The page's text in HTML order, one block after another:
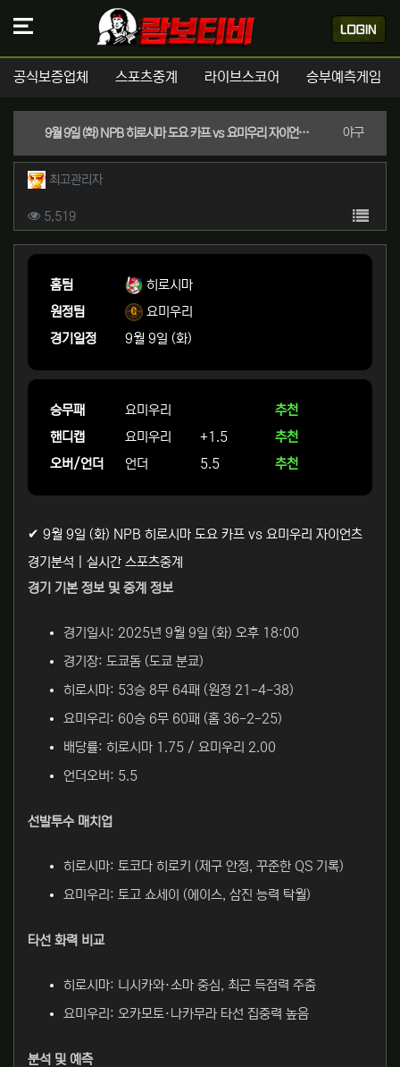
공식보증업체 스포츠중계 라이브스코어 승부예측게임
9월 9일 (화) NPB 히로시마 도요 카프 vs 요미우리 자이언츠 경기분석 | 실시간 스포츠중계 야구분류
작성자 정보
최고관리자작성
컨텐츠 정보
5,519조회 목록
본문
홈팀
히로시마
원정팀
요미우리
경기일정
9월 9일 (화)
승무패 요미우리
추천
핸디캡
요미우리 +1.5
추천
오버/언더
언더 5.5 추천
✔ 9월 9일 (화) NPB 히로시마 도요 카프 vs 요미우리 자이언츠
경기분석 | 실시간 스포츠중계
경기 기본 정보 및 중계 정보
경기일시: 2025년 9월 9일 (화) 오후 18:00
경기장: 도쿄돔 (도쿄 분쿄)
히로시마: 53승 8무 64패 (원정 21-4-38)
요미우리: 60승 6무 60패 (홈 36-2-25)
배당률: 히로시마 1.75 / 요미우리 2.00
언더오버: 5.5
선발투수 매치업
히로시마: 토코다 히로키 (제구 안정, 꾸준한 QS 기록)
요미우리: 토고 쇼세이 (에이스, 삼진 능력 탁월)
타선 화력 비교
히로시마: 니시카와·소마 중심, 최근 득점력 주춤
요미우리: 오카모토·나카무라 타선 집중력 높음
분석 및 예측